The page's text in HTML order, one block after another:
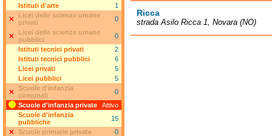
Ricca
strada Asilo Ricca 1, Novara (NO)
Istituti d'arte
1
Licei delle scienze umane
privati
0
Licei delle scienze umane
pubblici
0
Istituti tecnici privati
2
Istituti tecnici pubblici
6
Licei privati
5
Licei pubblici
5
Scuole d'infanzia
comunali
0
Scuole d'infanzia private
Attivo
Scuole d'infanzia
pubbliche
15
Scuole primarie private
0